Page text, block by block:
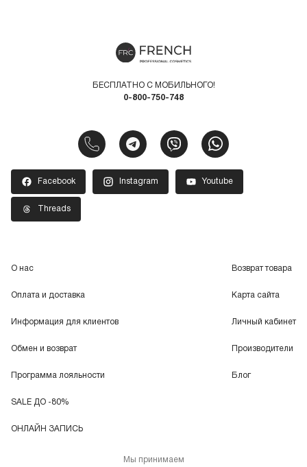
БЕСПЛАТНО С МОБИЛЬНОГО!
0-800-750-748
Facebook Instagram Youtube
Threads
О нас
Оплата и доставка
Информация для клиентов
Обмен и возврат
Программа лояльности
SALE ДО -80%
ОНЛАЙН ЗАПИСЬ
Возврат товара
Карта сайта
Личный кабинет
Производители
Блог
Мы принимаем